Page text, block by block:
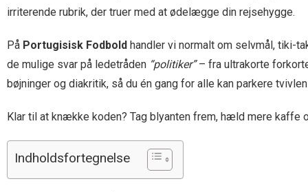
irriterende rubrik, der truer med at ødelægge din rejsehygge.
På Portugisisk Fodbold handler vi normalt om selvmål, tiki-
de mulige svar på ledetråden “politiker”– fra ultrakorte
bøjninger og diakritik, så du én gang for alle kan parkere
Klar til at knække koden? Tag blyanten frem, hæld mere
Indholdsfortegnelse